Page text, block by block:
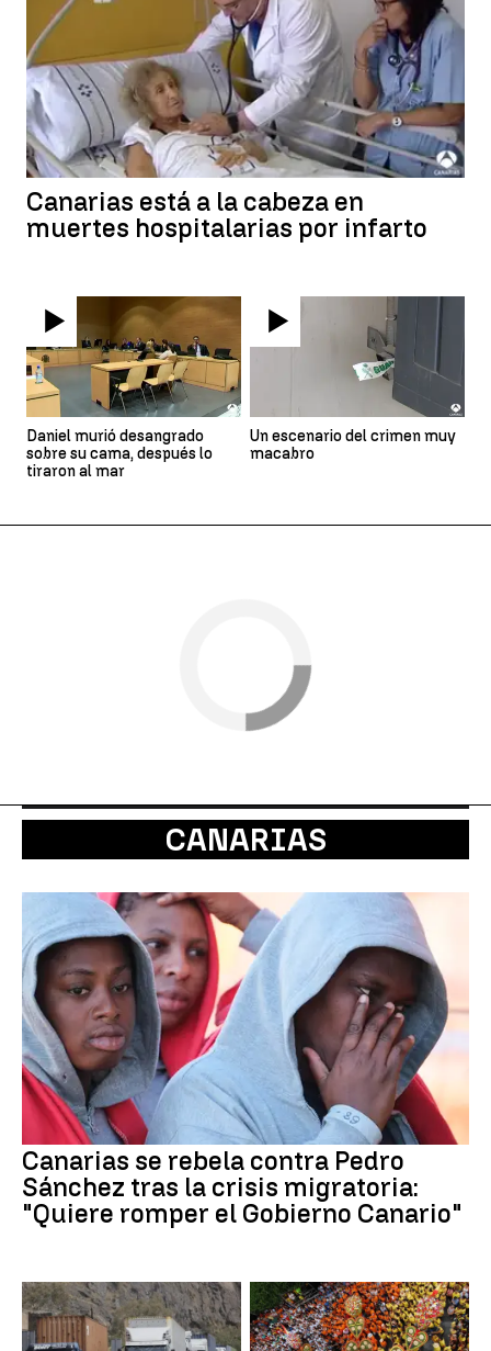
Canarias está a la cabeza en
muertes hospitalarias por infarto
Daniel murió desangrado
sobre su cama, después lo
tiraron al mar
Un escenario del crimen muy
macabro
CANARIAS
Canarias se rebela contra Pedro
Sánchez tras la crisis migratoria:
"Quiere romper el Gobierno Canario"